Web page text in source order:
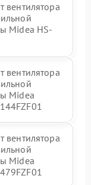
вентилятора
Midea HS-
вентилятора
Midea
вентилятора
Midea